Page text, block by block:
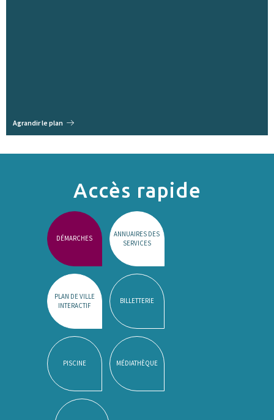
Agrandir le plan
Accès rapide
DÉMARCHES
ANNUAIRES DES
SERVICES
PLAN DE VILLE
INTERACTIF
BILLETTERIE
PISCINE MÉDIATHÈQUE